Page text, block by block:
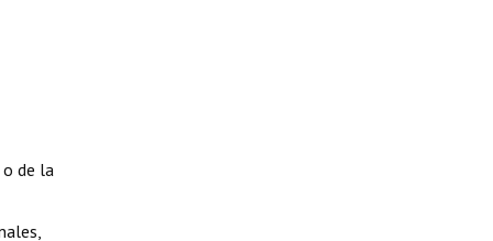
o de la